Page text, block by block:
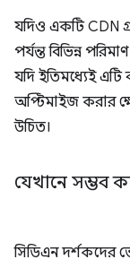
যদিও একটি CDN
পর্যন্ত বিভিন্ন
যদি ইতিমধ্যেই
অপ্টিমাইজ করার
উচিত।
যেখানে সম্ভব
সিডিএন দর্শকদের